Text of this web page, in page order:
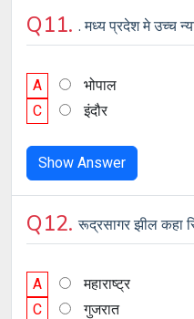
Q11. . मध्य प्रदेश मे उच्च
A भोपाल
C
इंदौर
Show Answer
Q12.रूद्रसागर झील कहा
A महाराष्ट्र
C
गुजरात